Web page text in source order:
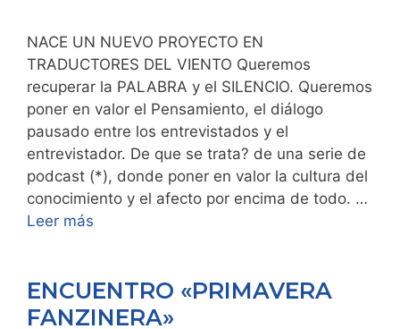
NACE UN NUEVO PROYECTO EN
TRADUCTORES DEL VIENTO Queremos
recuperar la PALABRA y el SILENCIO. Queremos
poner en valor el Pensamiento, el diálogo
pausado entre los entrevistados y el
entrevistador. De que se trata? de una serie de
podcast (*), donde poner en valor la cultura del
conocimiento y el afecto por encima de todo. …
Leer más
ENCUENTRO «PRIMAVERA
FANZINERA»